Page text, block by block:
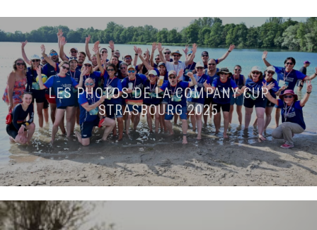
LES PHOTOS DE LA COMPANY CUP
STRASBOURG 2025